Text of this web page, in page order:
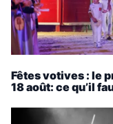
Fêtes votives : le
18 août: ce qu’il